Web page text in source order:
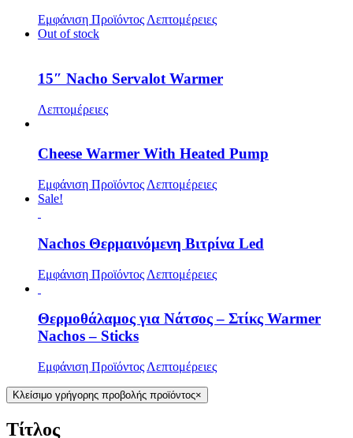
Εμφάνιση Προϊόντος Λεπτομέρειες
Out of stock
15″ Nacho Servalot Warmer
Λεπτομέρειες
Cheese Warmer With Heated Pump
Εμφάνιση Προϊόντος Λεπτομέρειες
Sale!
Nachos Θερμαινόμενη Βιτρίνα Led
Εμφάνιση Προϊόντος Λεπτομέρειες
Θερμοθάλαμος για Νάτσος – Στίκς Warmer
Nachos – Sticks
Εμφάνιση Προϊόντος Λεπτομέρειες
Κλείσιμο γρήγορης προβολής προϊόντος×
Τίτλος